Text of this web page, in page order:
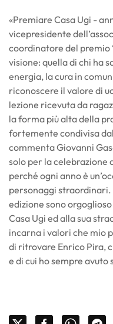
«Premiare Casa Ugi -
vicepresidente
coordinatore del premio
visione: quella di chi ha
energia, la cura in
riconoscere il valore di
lezione ricevuta da
la forma più alta della
fortemente condivisa
commenta Giovanni
solo per la celebrazione
perché ogni anno è
personaggi straordinari.
edizione sono
Casa Ugi ed alla sua
incarna i valori che mio
di ritrovare Enrico Pira,
e di cui ho sempre avuto